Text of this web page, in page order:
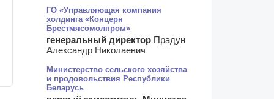
ГО «Управляющая компания
холдинга «Концерн
Брестмясомолпром»
генеральный директор Прадун
Александр Николаевич
Министерство сельского хозяйства
и продовольствия Республики
Беларусь